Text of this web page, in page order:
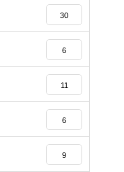
30
6
11
6
9